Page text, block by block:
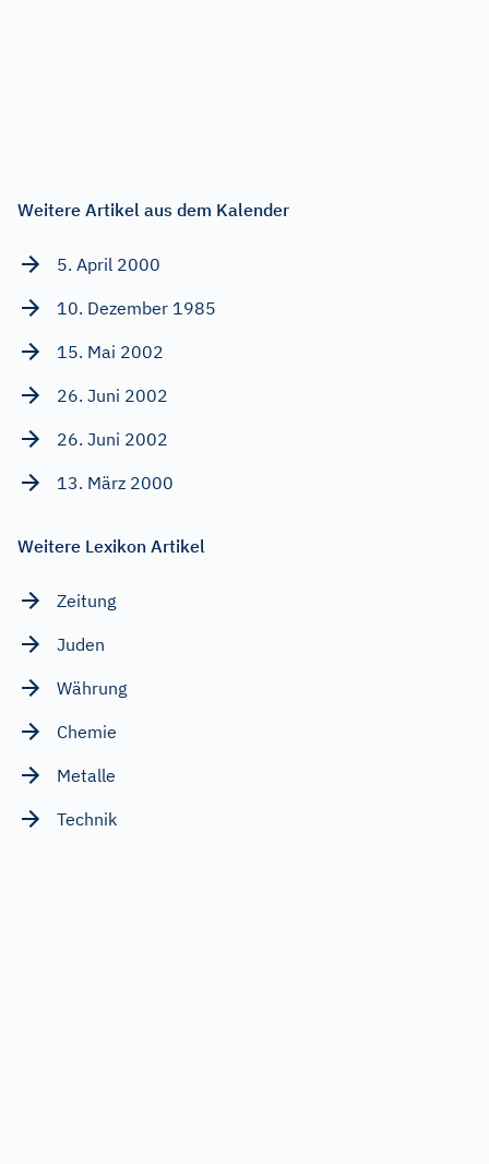
Weitere Artikel aus dem Kalender
5. April 2000
10. Dezember 1985
15. Mai 2002
26. Juni 2002
26. Juni 2002
13. März 2000
Weitere Lexikon Artikel
Zeitung
Juden
Währung
Chemie
Metalle
Technik